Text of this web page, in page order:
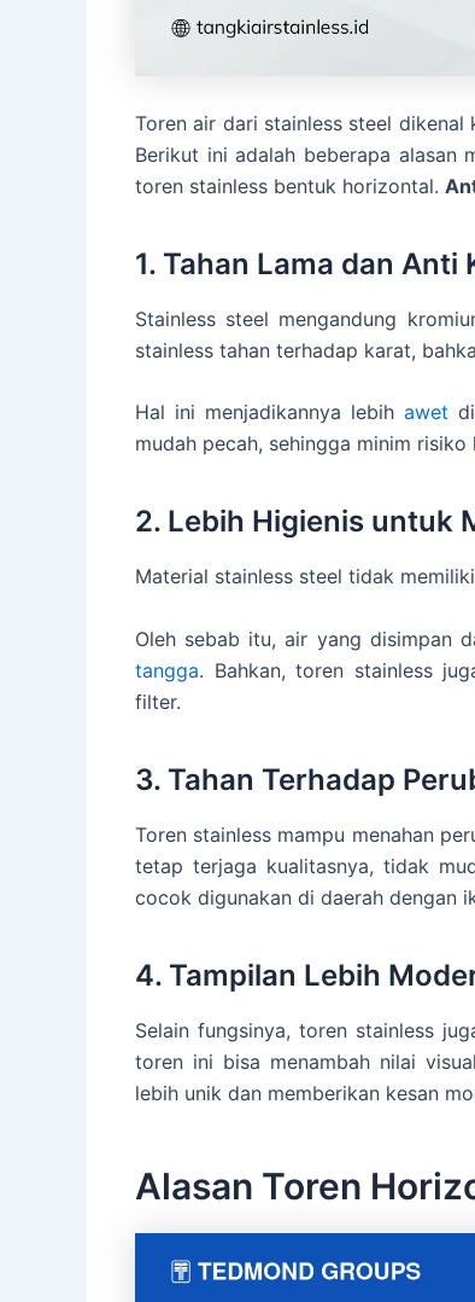
Toren air dari stainless steel dikenal
Berikut ini adalah beberapa alasan
toren stainless bentuk horizontal.
1. Tahan Lama dan Anti
Stainless steel mengandung
stainless tahan terhadap karat,
Hal ini menjadikannya lebihawet
mudah pecah, sehingga minim risiko
2. Lebih Higienis untuk
Material stainless steel tidak
Oleh sebab itu, air yang disimpan
tangga. Bahkan, toren stainless
filter.
3. Tahan Terhadap
Toren stainless mampu menahan
tetap terjaga kualitasnya, tidak
cocok digunakan di daerah dengan
4. Tampilan Lebih
Selain fungsinya, toren stainless
toren ini bisa menambah nilai
lebih unik dan memberikan kesan
Alasan Toren